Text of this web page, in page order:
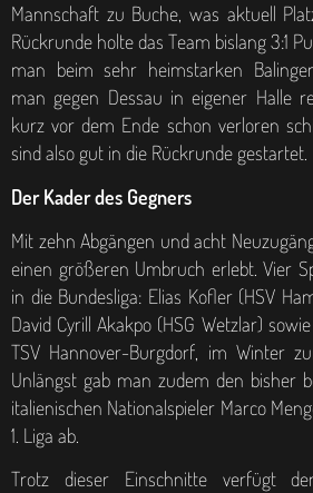
Mannschaft zu Buche, was aktuell
Rückrunde holte das Team bislang 3:1
man beim sehr heimstarken
man gegen Dessau in eigener Halle
kurz vor dem Ende schon verloren
sind also gut in die Rückrunde gestartet.
Der Kader des Gegners
Mit zehn Abgängen und acht
einen größeren Umbruch erlebt. Vier
in die Bundesliga: Elias Kofler (HSV
David Cyrill Akakpo (HSG Wetzlar)
TSV Hannover-Burgdorf, im Winter
Unlängst gab man zudem den bisher
italienischen Nationalspieler Marco
1. Liga ab.
Trotz dieser Einschnitte verfügt